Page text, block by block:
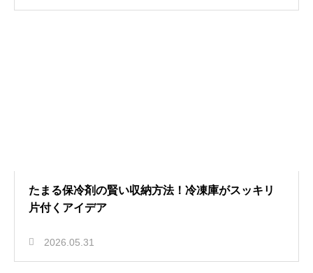
たまる保冷剤の賢い収納方法！冷凍庫がスッキリ
片付くアイデア
2026.05.31